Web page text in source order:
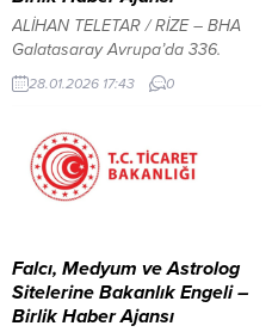
ALİHAN TELETAR / RİZE – BHA
Galatasaray Avrupa’da 336.
maçına çıkmaya hazırlanıyor
İçeriği Görüntüle YAZI ARASI
Rizespor’da üçüncü
sezonumdayım. Zaman zaman
çok iyi dönemlerim oldu, zaman
zamanlar her zaman olacaktır.
Ancak her geçen gün kendimi
geliştirmek için...
28.01.2026 17:43 0
Falcı, Medyum ve Astrolog
Sitelerine Bakanlık Engeli –
Birlik Haber Ajansı